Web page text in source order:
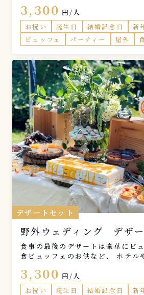
す。 こちらも御社専用のラインナ
ことも可能です。
3,300 円/人
お祝い 誕生日 結婚記念日 新
ビュッフェ
パーティー 屋外
デザートセット
野外ウェディング デザー
食事の最後のデザートは豪華にビ
食ビュッフェのお供など、 ホテル
す。 こちらも御社専用のラインナ
ことも可能です。
3,300 円/人
お祝い 誕生日 結婚記念日 新